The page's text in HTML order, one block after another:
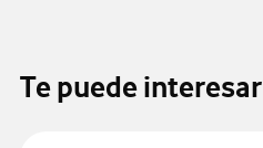
Te puede interesar